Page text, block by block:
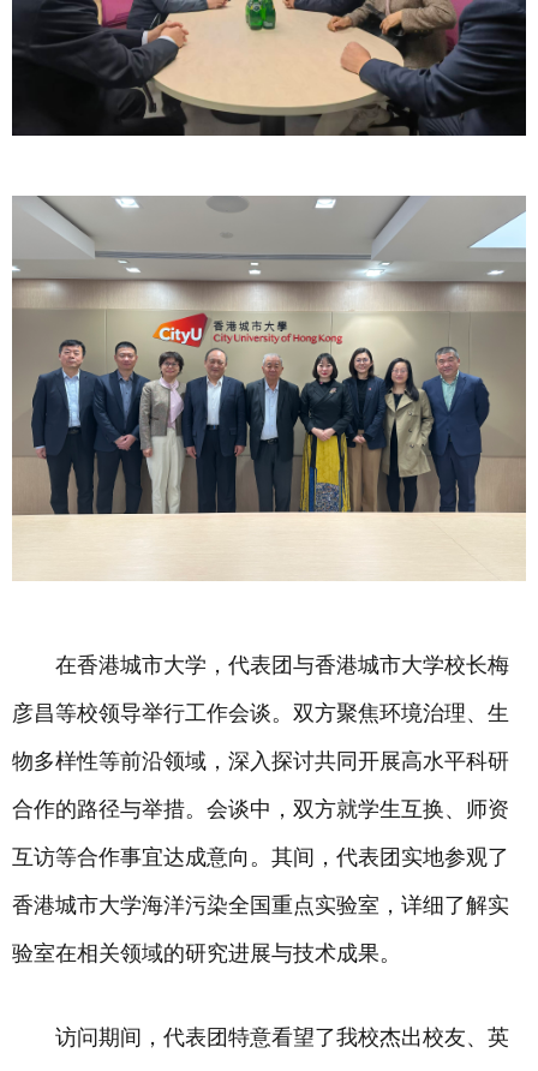
在香港城市大学，代表团与香港城市大学校长梅
彦昌等校领导举行工作会谈。双方聚焦环境治理、生
物多样性等前沿领域，深入探讨共同开展高水平科研
合作的路径与举措。会谈中，双方就学生互换、师资
互访等合作事宜达成意向。其间，代表团实地参观了
香港城市大学海洋污染全国重点实验室，详细了解实
验室在相关领域的研究进展与技术成果。
访问期间，代表团特意看望了我校杰出校友、英